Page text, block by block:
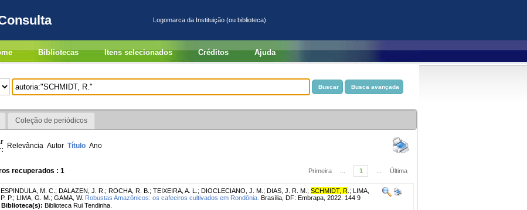
Logomarca da Instituição (ou biblioteca)
Bibliotecas Itens selecionados Créditos Ajuda
Coleção de periódicos
Relevância Autor Título Ano
recuperados : 1 Primeira 1 Última
ESPINDULA, M. C. ; DALAZEN, J. R. ; ROCHA, R. B. ; TEIXEIRA, A. L. ; DIOCLECIANO, J. M. ; DIAS, J. R. M. ; SCHMIDT, R ; LIMA,
P. P. ; LIMA, G. M. ; GAMA, W. Robustas Amazônicos: os cafeeiros cultivados em Rondônia. Brasília, DF: Embrapa, 2022. 144 9
Biblioteca(s): Biblioteca Rui Tendinha.